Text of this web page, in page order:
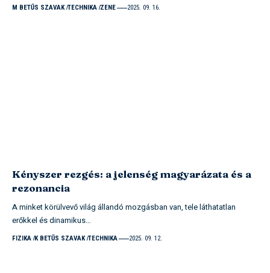
M BETŰS SZAVAK TECHNIKA ZENE 2025. 09. 16.
Kényszer rezgés: a jelenség magyarázata és a
rezonancia
A minket körülvevő világ állandó mozgásban van, tele láthatatlan
erőkkel és dinamikus…
FIZIKA K BETŰS SZAVAK TECHNIKA 2025. 09. 12.